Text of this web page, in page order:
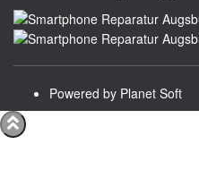
Powered by Planet Soft